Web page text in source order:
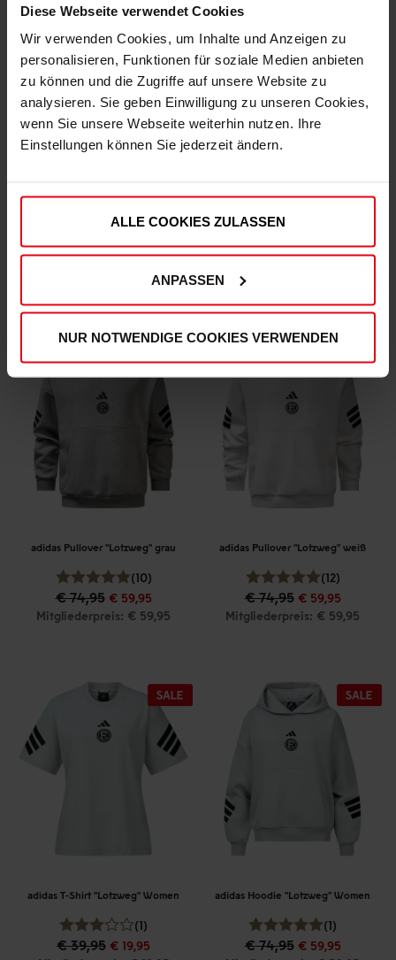
Diese Webseite verwendet Cookies
Wir verwenden Cookies, um Inhalte und Anzeigen zu
personalisieren, Funktionen für soziale Medien anbieten
zu können und die Zugriffe auf unsere Website zu
analysieren. Sie geben Einwilligung zu unseren Cookies,
wenn Sie unsere Webseite weiterhin nutzen. Ihre
Einstellungen können Sie jederzeit ändern.
ALLE COOKIES ZULASSEN
ANPASSEN
NUR NOTWENDIGE COOKIES VERWENDEN
adidas Jogginghose "Lotzweg"
(13)
€ 69,95 € 59,95
adidas Pullover "Lotzweg" bordeaux
€ 74,95 € 54,95
adidas Pullover "Lotzweg" grau
(10)
€ 74,95 € 59,95
Mitgliederpreis: € 59,95
adidas Pullover "Lotzweg" weiß
(12)
€ 74,95 € 59,95
Mitgliederpreis: € 59,95
adidas T-Shirt "Lotzweg" Women
(1)
€ 39,95 € 19,95
adidas Hoodie "Lotzweg" Women
(1)
€ 74,95 € 59,95